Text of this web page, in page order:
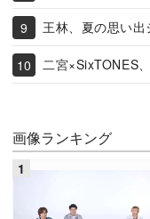
王林、夏の思い
二宮×SixTONES
画像ランキング